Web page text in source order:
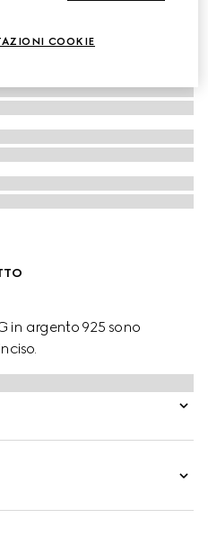
in argento 925 sono
COOKIE